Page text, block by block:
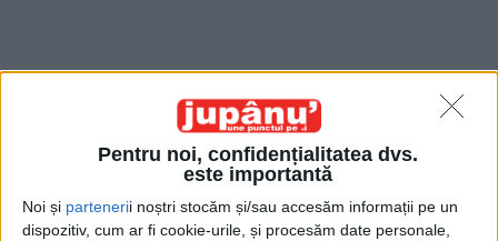
Pentru noi, confidențialitatea dvs.
este importantă
Noi și partenerii noștri stocăm și/sau accesăm informații pe un
dispozitiv, cum ar fi cookie-urile, și procesăm date personale,